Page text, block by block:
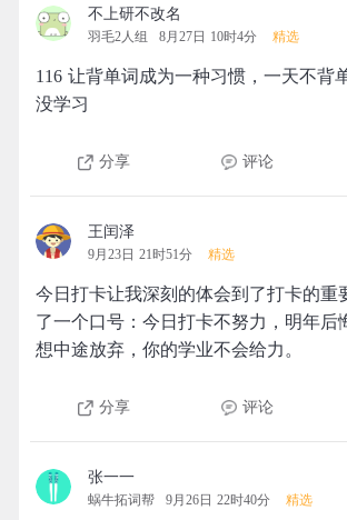
不上研不改名
羽毛2人组 8月27日 10时4分 精选
116 让背单词成为一种习惯，一天不背
没学习
分享 评论
王闰泽
9月23日 21时51分 精选
今日打卡让我深刻的体会到了打卡的重
了一个口号：今日打卡不努力，明年后
想中途放弃，你的学业不会给力。
分享 评论
张一一
蜗牛拓词帮 9月26日 22时40分 精选